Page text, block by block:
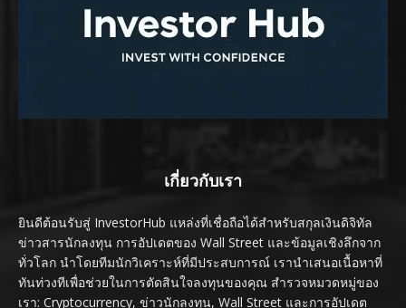
เกี่ยวกับเรา
ยินดีต้อนรับสู่ InvestorHub แหล่งที่เชื่อถือได้สำหรับสกุลเงินดิจิทัล
ข่าวสารนักลงทุน การอัปเดตของ Wall Street และข้อมูลเชิงลึกจาก
ทั่วโลก นำโดยทีมนักวิเคราะห์ที่มีประสบการณ์ เรานำเสนอเนื้อหาที่
ทันท่วงทีเพื่อช่วยในการตัดสินใจลงทุนของคุณ สำรวจหมวดหมู่ของ
เรา: Cryptocurrency, ข่าวนักลงทุน, Wall Street และการอัปเดต